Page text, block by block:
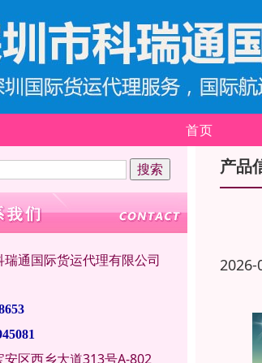
首页
瑞通国际货运代理有限公司
安区西乡大道313号A-802
产品
2026-